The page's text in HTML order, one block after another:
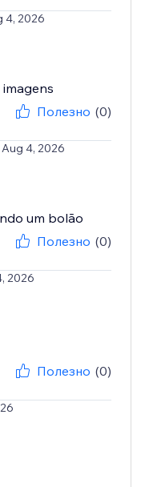
4, 2026
Полезно (0)
4, 2026
um bolão
Полезно (0)
2026
Полезно (0)